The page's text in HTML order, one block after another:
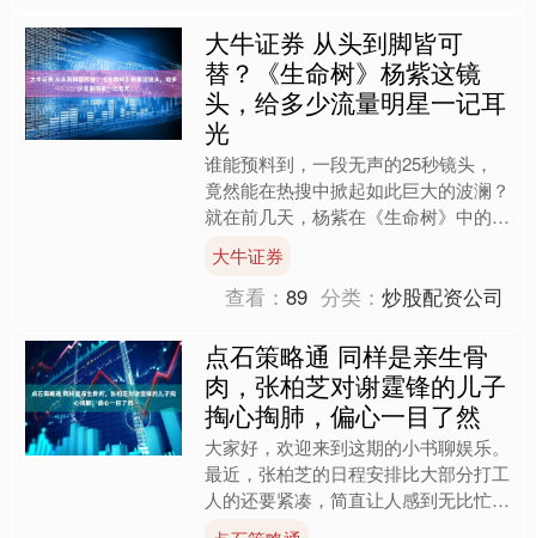
大牛证券 从头到脚皆可
替？《生命树》杨紫这镜
头，给多少流量明星一记耳
光
谁能预料到，一段无声的25秒镜头，
竟然能在热搜中掀起如此巨大的波澜？
就在前几天，杨紫在《生命树》中的一
场失焦眼神戏，让所有人都惊讶不已。
她饰演的白菊偶遇亲弟弟涉....
大牛证券
查看：89 分类：炒股配资公司
点石策略通 同样是亲生骨
肉，张柏芝对谢霆锋的儿子
掏心掏肺，偏心一目了然
大家好，欢迎来到这期的小书聊娱乐。
最近，张柏芝的日程安排比大部分打工
人的还要紧凑，简直让人感到无比忙
碌。2026年1月底，她带着三个儿子一